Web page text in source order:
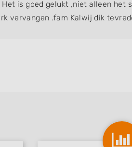
Het is goed gelukt ,niet alleen het
vervangen .fam Kalwij dik